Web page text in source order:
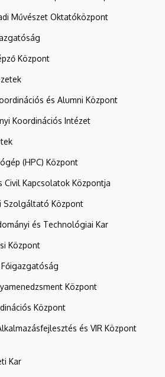
Művészet Oktatóközpont
Központ
és Alumni Központ
Koordinációs Intézet
(HPC) Központ
Civil Kapcsolatok Központja
Szolgáltató Központ
és Technológiai Kar
Központ
Központ
Központ
és VIR Központ
Kar